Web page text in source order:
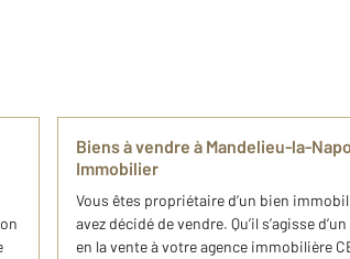
Biens à vendre à Mandelieu-la-
Immobilier
Vous êtes propriétaire d’un bien
avez décidé de vendre. Qu’il s’agisse
en la vente à votre agence immobilière